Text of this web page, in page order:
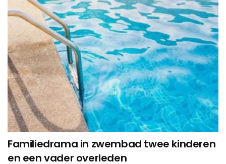
Familiedrama in zwembad twee kinderen
en een vader overleden